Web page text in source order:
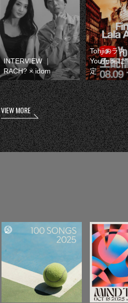
INTERVIEW ｜
RACH? × idom
Tohjiのラス
YouTubeに
定
VIEW MORE